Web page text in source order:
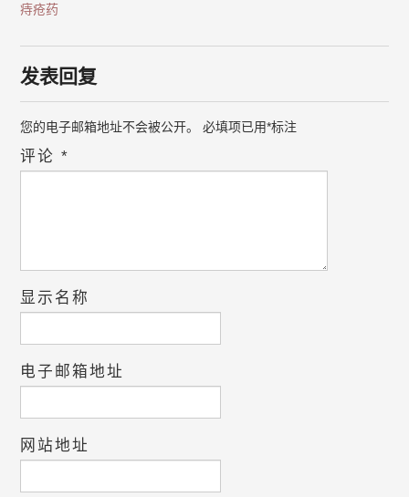
痔疮药
发表回复
您的电子邮箱地址不会被公开。 必填项已用*标注
评论*
显示名称
电子邮箱地址
网站地址